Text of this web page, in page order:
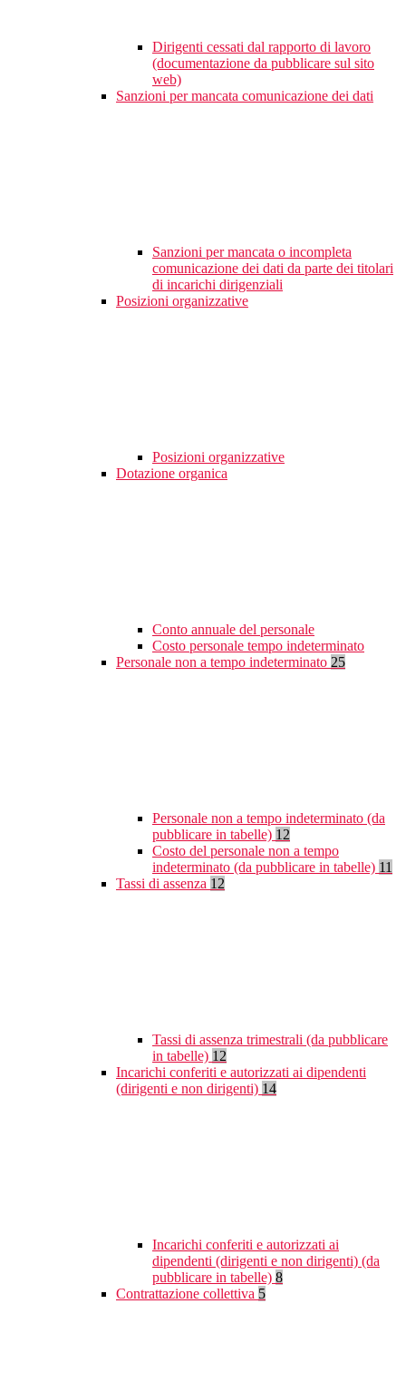
Dirigenti cessati dal rapporto di lavoro
(documentazione da pubblicare sul sito
web)
Sanzioni per mancata comunicazione dei dati
Sanzioni per mancata o incompleta
comunicazione dei dati da parte dei titolari
di incarichi dirigenziali
Posizioni organizzative
Posizioni organizzative
Dotazione organica
Conto annuale del personale
Costo personale tempo indeterminato
Personale non a tempo indeterminato 25
Personale non a tempo indeterminato (da
pubblicare in tabelle) 12
Costo del personale non a tempo
indeterminato (da pubblicare in tabelle) 11
Tassi di assenza 12
Tassi di assenza trimestrali (da pubblicare
in tabelle) 12
Incarichi conferiti e autorizzati ai dipendenti
(dirigenti e non dirigenti) 14
Incarichi conferiti e autorizzati ai
dipendenti (dirigenti e non dirigenti) (da
pubblicare in tabelle) 8
Contrattazione collettiva 5